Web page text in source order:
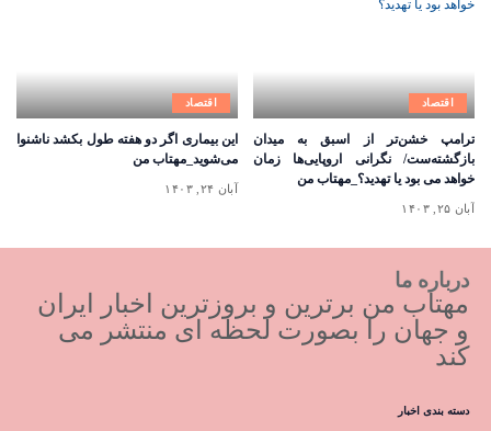
اقتصاد
ترامپ خشن‌تر از اسبق به میدان
بازگشته‌ست/ نگرانی اروپایی‌ها زمان
خواهد می بود یا تهدید؟_مهتاب من
آبان ۲۵, ۱۴۰۳
اقتصاد
این بیماری اگر دو هفته طول بکشد ناشنوا
می‌شوید_مهتاب من
آبان ۲۴, ۱۴۰۳
درباره ما
مهتاب من برترین و بروزترین اخبار ایران
و جهان را بصورت لحظه ای منتشر می
کند
دسته بندی اخبار